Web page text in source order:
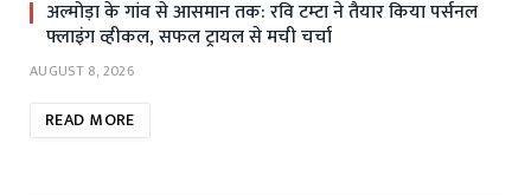
अल्मोड़ा के गांव से आसमान तक: रवि टम्टा ने तैयार किया पर्सनल
फ्लाइंग व्हीकल, सफल ट्रायल से मची चर्चा
AUGUST 8, 2026
READ MORE